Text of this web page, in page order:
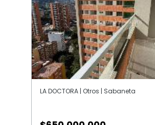
LA DOCTORA | Otros | Sabaneta